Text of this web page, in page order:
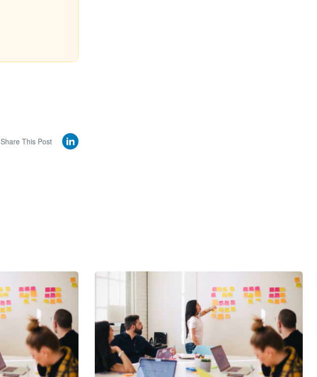
Share This Post